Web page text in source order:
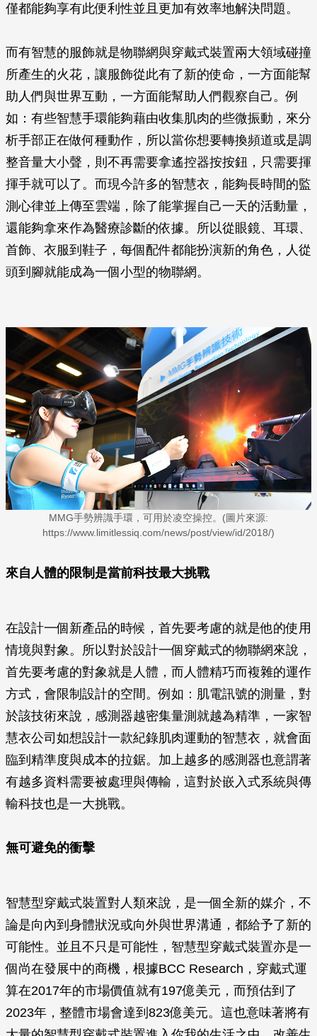
僅都能夠享有此便利性並且更加有效率地解決問題。
而有智慧的服飾就是物聯網與穿戴式裝置兩大領域碰撞
所產生的火花，讓服飾從此有了新的使命，一方面能幫
助人們與世界互動，一方面能幫助人們觀察自己。例
如：有些智慧手環能夠藉由收集肌肉的些微振動，來分
析手部正在做何種動作，所以當你想要轉換頻道或是調
整音量大小聲，則不再需要拿遙控器按按鈕，只需要揮
揮手就可以了。而現今許多的智慧衣，能夠長時間的監
測心律並上傳至雲端，除了能掌握自己一天的活動量，
還能夠拿來作為醫療診斷的依據。所以從眼鏡、耳環、
首飾、衣服到鞋子，每個配件都能扮演新的角色，人從
頭到腳就能成為一個小型的物聯網。
MMG手勢辨識手環，可用於凌空操控。(圖片來源:
https://www.limitlessiq.com/news/post/view/id/2018/)
來自人體的限制是當前科技最大挑戰
在設計一個新產品的時候，首先要考慮的就是他的使用
情境與對象。所以對於設計一個穿戴式的物聯網來說，
首先要考慮的對象就是人體，而人體精巧而複雜的運作
方式，會限制設計的空間。例如：肌電訊號的測量，對
於該技術來說，感測器越密集量測就越為精準，一家智
慧衣公司如想設計一款紀錄肌肉運動的智慧衣，就會面
臨到精準度與成本的拉鋸。加上越多的感測器也意謂著
有越多資料需要被處理與傳輸，這對於嵌入式系統與傳
輸科技也是一大挑戰。
無可避免的衝擊
智慧型穿戴式裝置對人類來說，是一個全新的媒介，不
論是向內到身體狀況或向外與世界溝通，都給予了新的
可能性。並且不只是可能性，智慧型穿戴式裝置亦是一
個尚在發展中的商機，根據BCC Research，穿戴式運
算在2017年的市場價值就有197億美元，而預估到了
2023年，整體市場會達到823億美元。這也意味著將有